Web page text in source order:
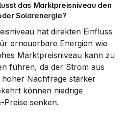
das Marktpreisniveau den
Solarenergie?
hat direkten Einfluss
erneuerbare Energien wie
Marktpreisniveau kann zu
führen, da der Strom aus
hoher Nachfrage stärker
können niedrige
Preise senken.